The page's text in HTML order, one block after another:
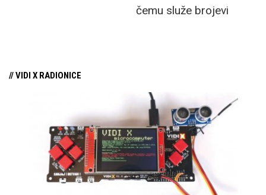
čemu služe brojevi
// VIDI X RADIONICE